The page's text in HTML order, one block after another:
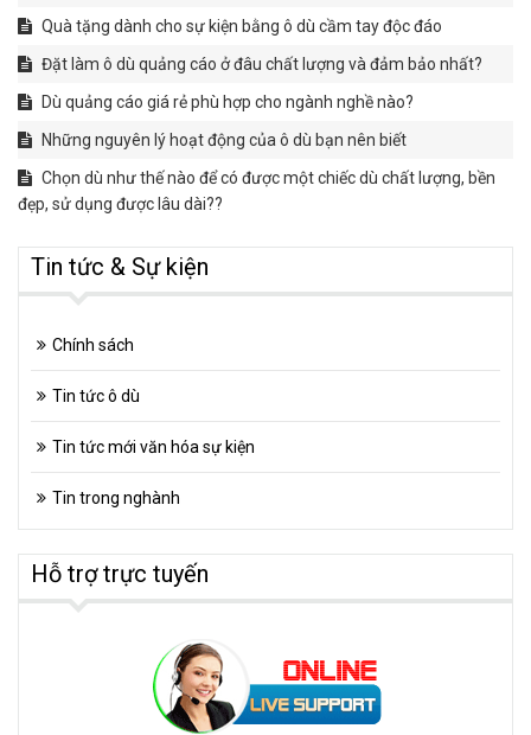
Quà tặng dành cho sự kiện bằng ô dù cầm tay độc đáo
Đặt làm ô dù quảng cáo ở đâu chất lượng và đảm bảo nhất?
Dù quảng cáo giá rẻ phù hợp cho ngành nghề nào?
Những nguyên lý hoạt động của ô dù bạn nên biết
Chọn dù như thế nào để có được một chiếc dù chất lượng, bền
đẹp, sử dụng được lâu dài??
Tin tức & Sự kiện
Chính sách
Tin tức ô dù
Tin tức mới văn hóa sự kiện
Tin trong nghành
Hỗ trợ trực tuyến